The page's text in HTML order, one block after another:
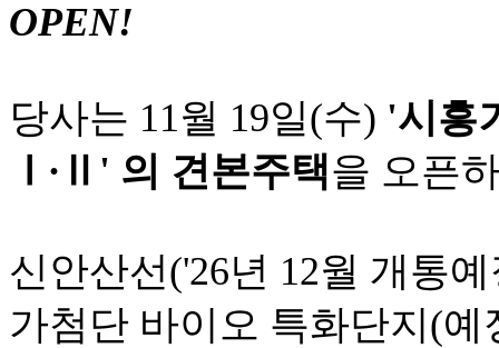
OPEN!
당사는 11월 19일(수) '시흥
Ⅰ∙Ⅱ ' 의 견본주택을 오픈
신안산선('26년 12월 개통
가첨단 바이오 특화단지(예